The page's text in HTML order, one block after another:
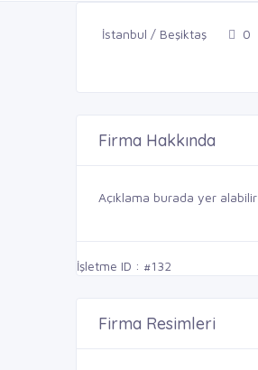
İstanbul / Beşiktaş 0
Firma Hakkında
Açıklama burada yer alabilir
İşletme ID : #132
Firma Resimleri